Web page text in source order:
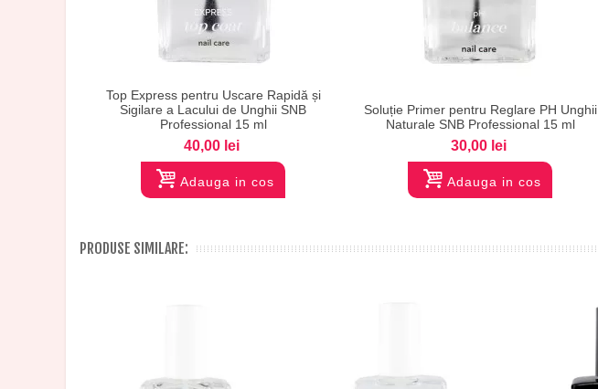
Vizualizare
Top Express pentru Uscare Rapidă și
Sigilare a Lacului de Unghii SNB
Professional 15 ml
40,00 lei
Adauga in cos
Soluție Primer pentru Reglare PH Unghii
Naturale SNB Professional 15 ml
30,00 lei
Adauga in cos
PRODUSE SIMILARE: